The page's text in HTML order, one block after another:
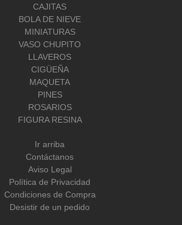
CAJITAS
BOLA DE NIEVE
MINIATURAS
VASO CHUPITO
LLAVEROS
CIGÜEÑA
MAQUETA
PINES
ROSARIOS
FIGURA RESINA
Ir arriba
Contáctanos
Aviso Legal
Política de Privacidad
Condiciones de Compra
Desistir de un pedido